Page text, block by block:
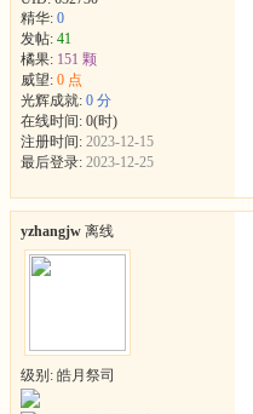
精华: 0
发帖: 41
橘果: 151 颗
威望: 0 点
光辉成就: 0 分
在线时间: 0(时)
注册时间: 2023-12-15
最后登录: 2023-12-25
yzhangjw 离线
级别: 皓月祭司